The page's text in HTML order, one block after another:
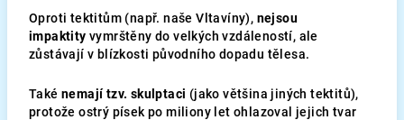
Oproti tektitům (např. naše Vltavíny), nejsou
impaktity vymrštěny do velkých vzdáleností, ale
zůstávají v blízkosti původního dopadu tělesa.
Také nemají tzv. skulptaci (jako většina jiných tektitů),
protože ostrý písek po miliony let ohlazoval jejich tvar